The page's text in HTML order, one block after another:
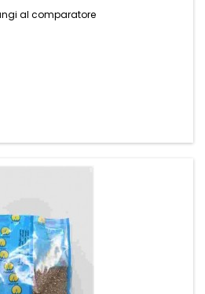
al comparatore